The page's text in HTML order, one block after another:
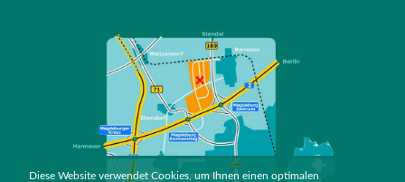
Diese Website verwendet Cookies, um Ihnen einen optimalen